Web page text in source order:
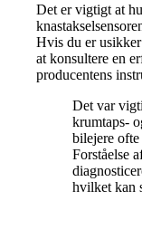
Det er vigtigt at
Hvis du er usikker
at konsultere en
producentens
Det var
krumtaps-
bilejere
Forståelse
hvilket kan